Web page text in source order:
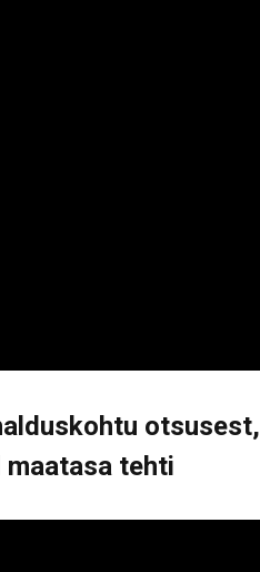
otsusest,
maatasa tehti